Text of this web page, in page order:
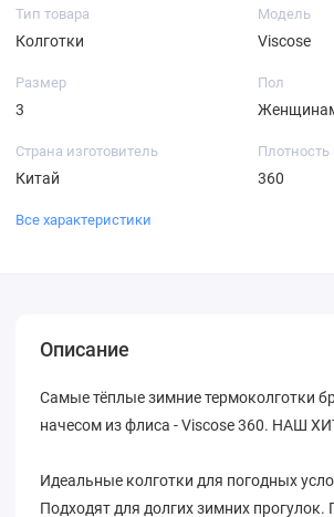
Тип товара
Колготки
Модель
Viscose
Размер
3
Пол
Страна изготовитель
Китай 360
Все характеристики
Описание
Самые тёплые зимние термоколготки
начесом из флиса - Viscose 360. НАШ
Идеальные колготки для погодных
Подходят для долгих зимних прогулок.